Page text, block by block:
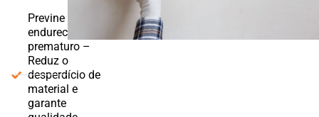
Previne
endurecimento
prematuro –
Reduz o
desperdício de
material e
garante